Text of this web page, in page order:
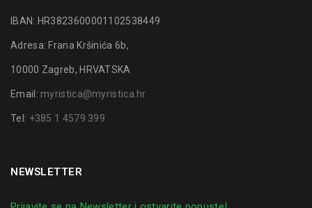
IBAN: HR3823600001102538449
Adresa: Frana Kršinića 6b,
10000 Zagreb, HRVATSKA
Email: myristica@myristica.hr
Tel: +385 1 4579 399
NEWSLETTER